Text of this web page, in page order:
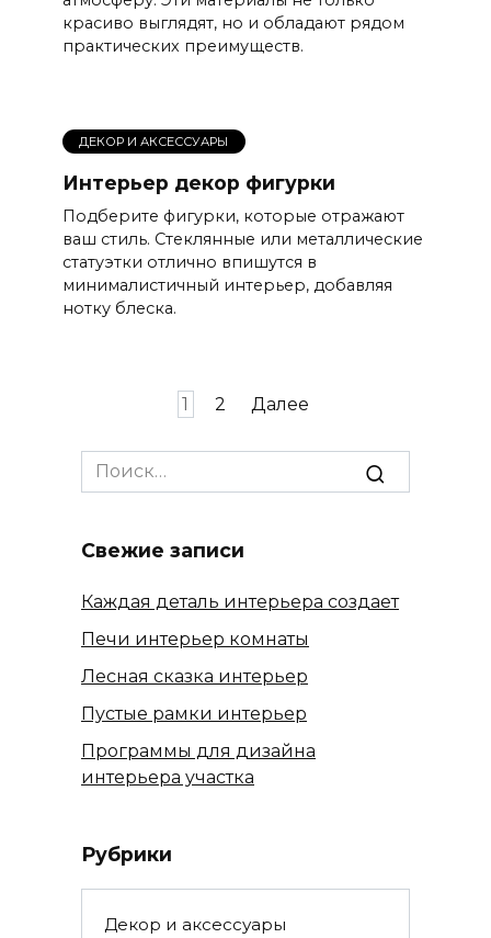
красиво выглядят, но и обладают рядом
практических преимуществ.
ДЕКОР И АКСЕССУАРЫ
Интерьер декор фигурки
Подберите фигурки, которые отражают
ваш стиль. Стеклянные или металлические
статуэтки отлично впишутся в
минималистичный интерьер, добавляя
нотку блеска.
1 2 Далее
Search
for:
Свежие записи
Каждая деталь интерьера создает
Печи интерьер комнаты
Лесная сказка интерьер
Пустые рамки интерьер
Программы для дизайна
интерьера участка
Рубрики
Декор и аксессуары